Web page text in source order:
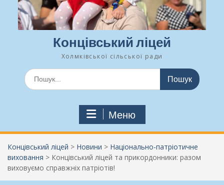
Концівський ліцей
Холмківської сільської ради
Шукати:
Меню
Концівський ліцей > Новини > Національно-патріотичне
виховання > Концівський ліцей та прикордонники: разом
виховуємо справжніх патріотів!